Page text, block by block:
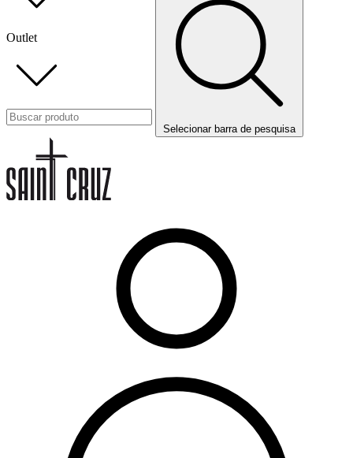
Outlet
Selecionar barra de pesquisa